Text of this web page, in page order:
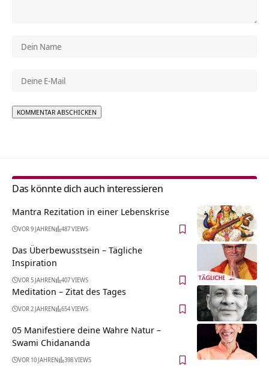
Das könnte dich auch interessieren
Mantra Rezitation in einer Lebenskrise
VOR 9 JAHREN 487 VIEWS
Das Überbewusstsein – Tägliche
Inspiration
VOR 5 JAHREN 407 VIEWS
Meditation – Zitat des Tages
VOR 2 JAHREN 654 VIEWS
05 Manifestiere deine Wahre Natur –
Swami Chidananda
VOR 10 JAHREN 398 VIEWS